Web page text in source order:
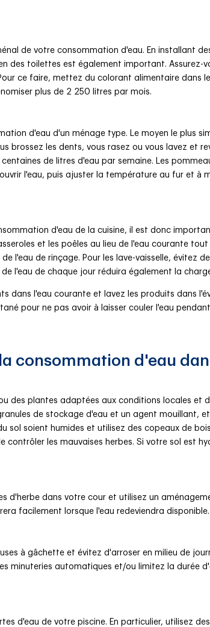
de votre consommation d'eau. En installant
des toilettes est également important.
ce faire, mettez du colorant alimentaire dans
plus de 2 250 litres par mois.
d'eau d'un ménage type. Le moyen le plus
brossez les dents, vous rasez ou vous lavez et
de litres d'eau par semaine. Les
l'eau, puis ajuster la température au fur et à
d'eau de la cuisine, il est donc
et les poêles au lieu de l'eau courante
l'eau de rinçage. Pour les lave-vaisselle, évitez
l'eau de chaque jour réduira également la
dans l'eau courante et lavez les produits dans
pour ne pas avoir à laisser couler l'eau
consommation d'eau
des plantes adaptées aux conditions locales
de stockage d'eau et un agent mouillant,
sol soient humides et utilisez des copeaux de
les mauvaises herbes. Si votre sol est
d'herbe dans votre cour et utilisez un
facilement lorsque l'eau redeviendra disponible.
à gâchette et évitez d'arroser en milieu de
minuteries automatiques et/ou limitez la durée
d'eau de votre piscine. En particulier, utilisez